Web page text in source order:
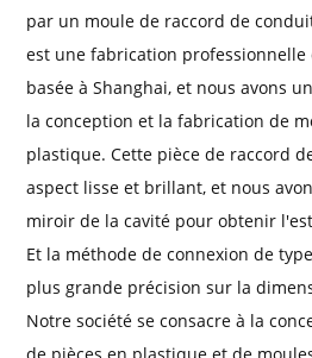
par un moule de raccord de
est une fabrication
basée à Shanghai, et nous avons
la conception et la fabrication de
plastique. Cette pièce de raccord
aspect lisse et brillant, et nous
miroir de la cavité pour obtenir
Et la méthode de connexion de
plus grande précision sur la
Notre société se consacre à la